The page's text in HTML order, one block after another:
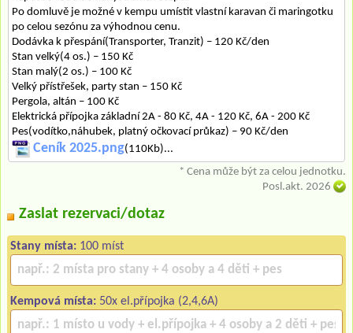
Po domluvě je možné v kempu umístit vlastní karavan či maringotku
po celou sezónu za výhodnou cenu.
Dodávka k přespání(Transporter, Tranzit) – 120 Kč/den
Stan velký(4 os.) – 150 Kč
Stan malý(2 os.) – 100 Kč
Velký přístřešek, party stan – 150 Kč
Pergola, altán – 100 Kč
Elektrická přípojka základní 2A - 80 Kč, 4A - 120 Kč, 6A - 200 Kč
Pes(vodítko,náhubek, platný očkovací průkaz) – 90 Kč/den
Ceník 2025.png(110Kb)...
* Cena může být za celou jednotku.
Posl.akt. 2026
Zaslat rezervaci/dotaz
Stany místa: 100 míst
Kempová místa: 50x el.přípojka (2,4,6A)